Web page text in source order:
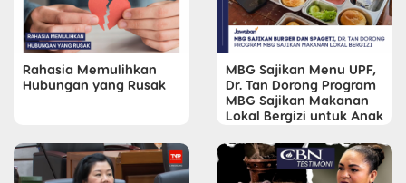
Rahasia Memulihkan
Hubungan yang Rusak
MBG Sajikan Menu UPF,
Dr. Tan Dorong Program
MBG Sajikan Makanan
Lokal Bergizi untuk Anak